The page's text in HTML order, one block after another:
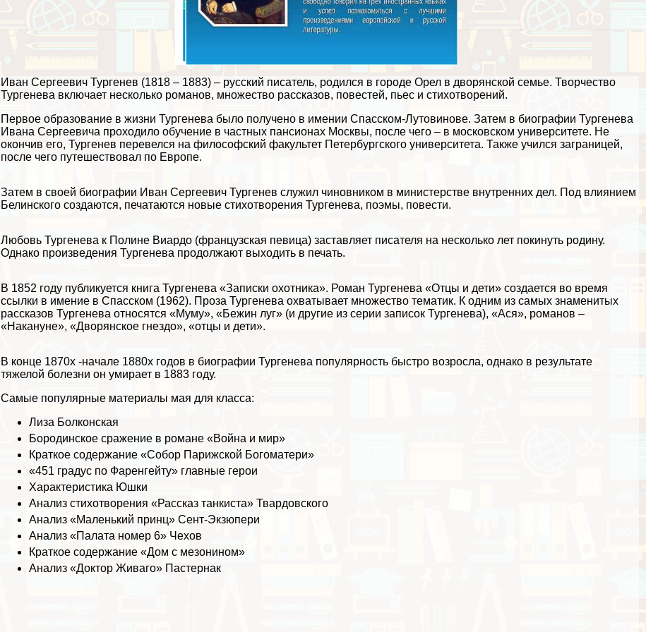
Иван Сергеевич Тургенев (1818 – 1883) – русский писатель, родился в городе Орел в дворянской семье. Творчество
Тургенева включает несколько романов, множество рассказов, повестей, пьес и стихотворений.
Первое образование в жизни Тургенева было получено в имении Спасском-Лутовинове. Затем в биографии Тургенева
Ивана Сергеевича проходило обучение в частных пансионах Москвы, после чего – в московском университете. Не
окончив его, Тургенев перевелся на философский факультет Петербургского университета. Также учился заграницей,
после чего путешествовал по Европе.
Затем в своей биографии Иван Сергеевич Тургенев служил чиновником в министерстве внутренних дел. Под влиянием
Белинского создаются, печатаются новые стихотворения Тургенева, поэмы, повести.
Любовь Тургенева к Полине Виардо (французская певица) заставляет писателя на несколько лет покинуть родину.
Однако произведения Тургенева продолжают выходить в печать.
В 1852 году публикуется книга Тургенева «Записки охотника». Роман Тургенева «Отцы и дети» создается во время
ссылки в имение в Спасском (1962). Проза Тургенева охватывает множество тематик. К одним из самых знаменитых
рассказов Тургенева относятся «Муму», «Бежин луг» (и другие из серии записок Тургенева), «Ася», романов –
«Накануне», «Дворянское гнездо», «отцы и дети».
В конце 1870х -начале 1880х годов в биографии Тургенева популярность быстро возросла, однако в результате
тяжелой болезни он умирает в 1883 году.
Самые популярные материалы мая для класса:
Лиза Болконская
Бородинское сражение в романе «Война и мир»
Краткое содержание «Собор Парижской Богоматери»
«451 градус по Фаренгeйту» главные герои
Хаpaктеристика Юшки
Анализ стихотворения «Рассказ танкиста» Твардовского
Анализ «Маленький принц» Сент-Экзюпери
Анализ «Палата номер 6» Чехов
Краткое содержание «Дом с мезонином»
Анализ «Доктор Живаго» Пастернак